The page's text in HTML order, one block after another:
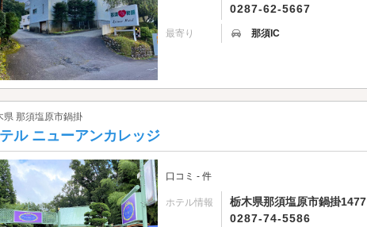
0287-62-5667
最寄り 那須IC
県 那須塩原市鍋掛
ル ニューアンカレッジ
口コミ - 件
ホテル情報
栃木県那須塩原市鍋掛1477
0287-74-5586